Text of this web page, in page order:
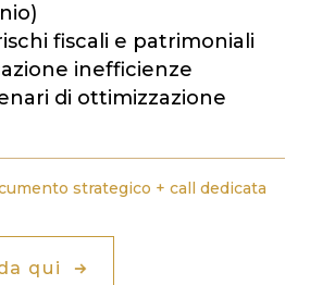
fiscali e patrimoniali
inefficienze
di ottimizzazione
strategico + call dedicata
qui